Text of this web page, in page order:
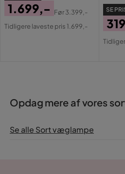
Pris
1.699,-
Original
Før3.399,-
Tidligere laveste pris 1.699,-
SE
Pris
Opdag mere af vores
Se alle Sort væglampe